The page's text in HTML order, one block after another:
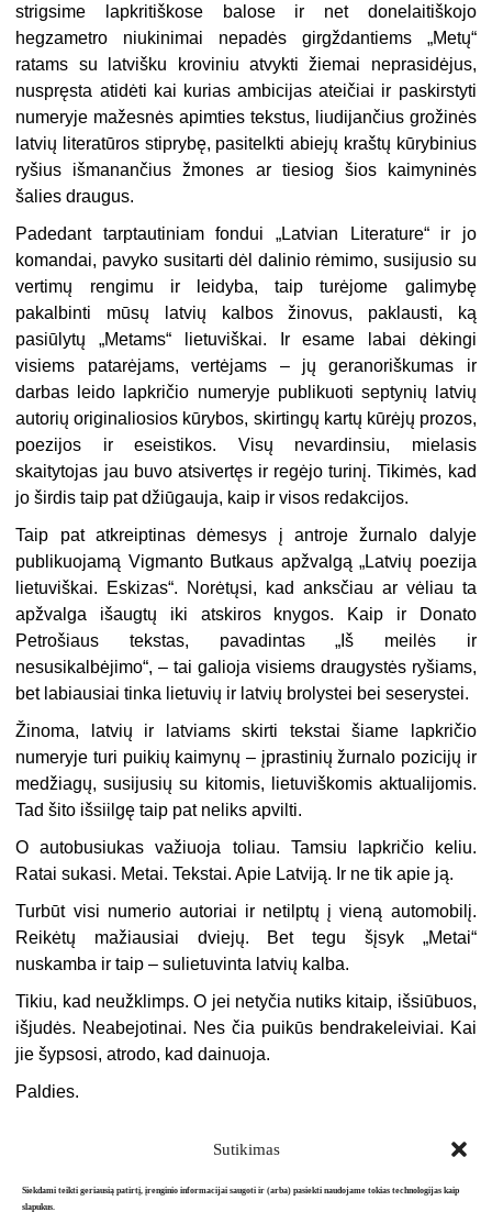
Sutikimas
Siekdami teikti geriausią patirtį, įrenginio informacijai saugoti ir (arba) pasiekti naudojame tokias technologijas kaip
slapukus.
strigsime lapkritiškose balose ir net donelaitiškojo
hegzametro niukinimai nepadės girgždantiems „Metų“
ratams su latvišku kroviniu atvykti žiemai neprasidėjus,
nuspręsta atidėti kai kurias ambicijas ateičiai ir paskirstyti
numeryje mažesnės apimties tekstus, liudijančius grožinės
latvių literatūros stiprybę, pasitelkti abiejų kraštų kūrybinius
ryšius išmanančius žmones ar tiesiog šios kaimyninės
šalies draugus.
Padedant tarptautiniam fondui „Latvian Literature“ ir jo
komandai, pavyko susitarti dėl dalinio rėmimo, susijusio su
vertimų rengimu ir leidyba, taip turėjome galimybę
pakalbinti mūsų latvių kalbos žinovus, paklausti, ką
pasiūlytų „Metams“ lietuviškai. Ir esame labai dėkingi
visiems patarėjams, vertėjams – jų geranoriškumas ir
darbas leido lapkričio numeryje publikuoti septynių latvių
autorių originaliosios kūrybos, skirtingų kartų kūrėjų prozos,
poezijos ir eseistikos. Visų nevardinsiu, mielasis
skaitytojas jau buvo atsivertęs ir regėjo turinį. Tikimės, kad
jo širdis taip pat džiūgauja, kaip ir visos redakcijos.
Taip pat atkreiptinas dėmesys į antroje žurnalo dalyje
publikuojamą Vigmanto Butkaus apžvalgą „Latvių poezija
lietuviškai. Eskizas“. Norėtųsi, kad anksčiau ar vėliau ta
apžvalga išaugtų iki atskiros knygos. Kaip ir Donato
Petrošiaus tekstas, pavadintas „Iš meilės ir
nesusikalbėjimo“, – tai galioja visiems draugystės ryšiams,
bet labiausiai tinka lietuvių ir latvių brolystei bei seserystei.
Žinoma, latvių ir latviams skirti tekstai šiame lapkričio
numeryje turi puikių kaimynų – įprastinių žurnalo pozicijų ir
medžiagų, susijusių su kitomis, lietuviškomis aktualijomis.
Tad šito išsiilgę taip pat neliks apvilti.
O autobusiukas važiuoja toliau. Tamsiu lapkričio keliu.
Ratai sukasi. Metai. Tekstai. Apie Latviją. Ir ne tik apie ją.
Turbūt visi numerio autoriai ir netilptų į vieną automobilį.
Reikėtų mažiausiai dviejų. Bet tegu šįsyk „Metai“
nuskamba ir taip – sulietuvinta latvių kalba.
Tikiu, kad neužklimps. O jei netyčia nutiks kitaip, išsiūbuos,
išjudės. Neabejotinai. Nes čia puikūs bendrakeleiviai. Kai
jie šypsosi, atrodo, kad dainuoja.
Paldies.